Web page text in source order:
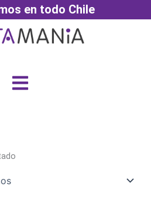
en todo Chile
Menú